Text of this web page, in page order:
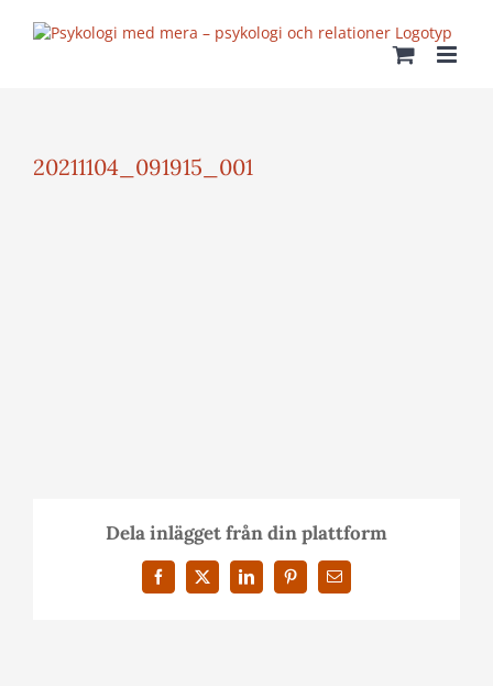
20211104_091915_001
Dela inlägget från din plattform
Facebook
X LinkedInPinterest
E-
post